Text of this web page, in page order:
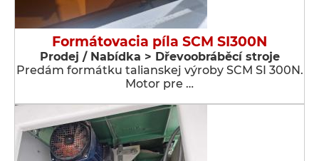
Formátovacia píla SCM SI300N
Prodej / Nabídka > Dřevoobráběcí stroje
Predám formátku talianskej výroby SCM SI 300N.
Motor pre …